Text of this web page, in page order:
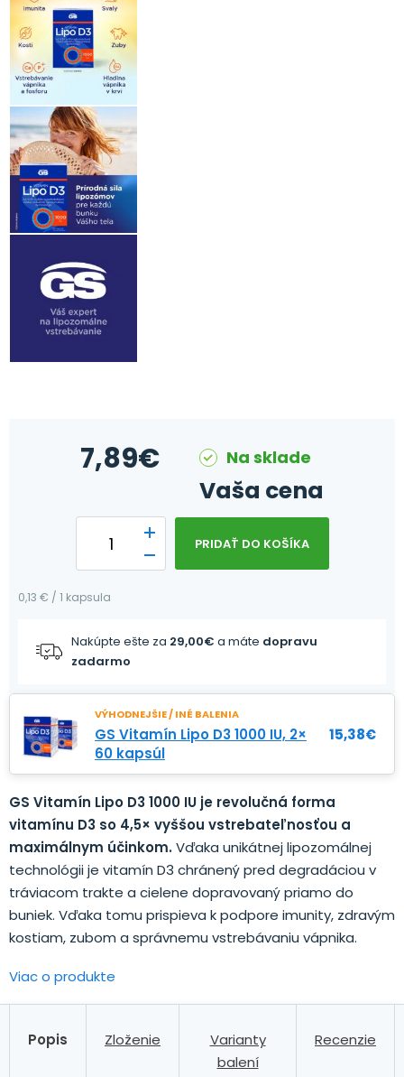
7,89€ Na sklade
Vaša cena
PRIDAŤ DO KOŠÍKA
0,13 € / 1 kapsula
Nakúpte ešte za 29,00€ a máte dopravu
zadarmo
VÝHODNEJŠIE / INÉ BALENIA
GS Vitamín Lipo D3 1000 IU, 2×
60 kapsúl
15,38€
GS Vitamín Lipo D3 1000 IU je revolučná forma
vitamínu D3 so 4,5× vyššou vstrebateľnosťou a
maximálnym účinkom.Vďaka unikátnej lipozomálnej
technológii je vitamín D3 chránený pred degradáciou v
tráviacom trakte a cielene dopravovaný priamo do
buniek. Vďaka tomu prispieva k podpore imunity, zdravým
kostiam, zubom a správnemu vstrebávaniu vápnika.
Viac o produkte
Popis Zloženie
Varianty
balení
Recenzie